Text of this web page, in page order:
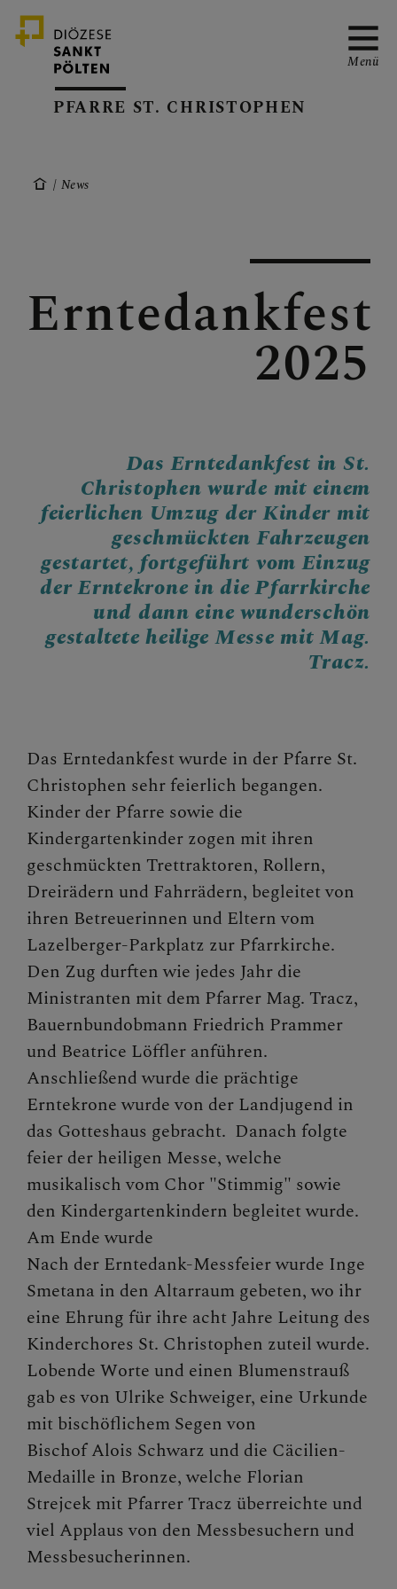
NEWS
AUTOWEIHE
PFARRTEAM
PFARRKIRCHE
PFARRE ST. CHRISTOPHEN
Menü
News
Erntedankfest
2025
Das Erntedankfest in St.
Christophen wurde mit einem
feierlichen Umzug der Kinder mit
geschmückten Fahrzeugen
gestartet, fortgeführt vom Einzug
der Erntekrone in die Pfarrkirche
und dann eine wunderschön
gestaltete heilige Messe mit Mag.
Tracz.
Das Erntedankfest wurde in der Pfarre St.
Christophen sehr feierlich begangen.
Kinder der Pfarre sowie die
Kindergartenkinder zogen mit ihren
geschmückten Trettraktoren, Rollern,
Dreirädern und Fahrrädern, begleitet von
ihren Betreuerinnen und Eltern vom
Lazelberger-Parkplatz zur Pfarrkirche.
Den Zug durften wie jedes Jahr die
Ministranten mit dem Pfarrer Mag. Tracz,
Bauernbundobmann Friedrich Prammer
und Beatrice Löffler anführen.
Anschließend wurde die prächtige
Erntekrone wurde von der Landjugend in
das Gotteshaus gebracht. Danach folgte
feier der heiligen Messe, welche
musikalisch vom Chor "Stimmig" sowie
den Kindergartenkindern begleitet wurde.
Am Ende wurde
Nach der Erntedank-Messfeier wurde Inge
Smetana in den Altarraum gebeten, wo ihr
eine Ehrung für ihre acht Jahre Leitung des
Kinderchores St. Christophen zuteil wurde.
Lobende Worte und einen Blumenstrauß
gab es von Ulrike Schweiger, eine Urkunde
mit bischöflichem Segen von
Bischof Alois Schwarz und die Cäcilien-
Medaille in Bronze, welche Florian
Strejcek mit Pfarrer Tracz überreichte und
viel Applaus von den Messbesuchern und
Messbesucherinnen.